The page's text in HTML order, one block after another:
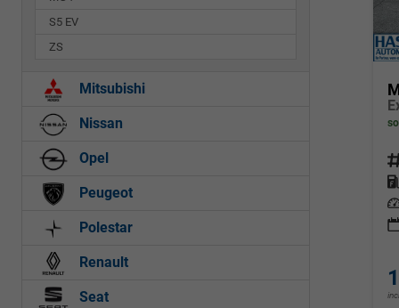
S5 EV
ZS
Mitsubishi
Nissan
Opel
Peugeot
Polestar
Renault
Seat